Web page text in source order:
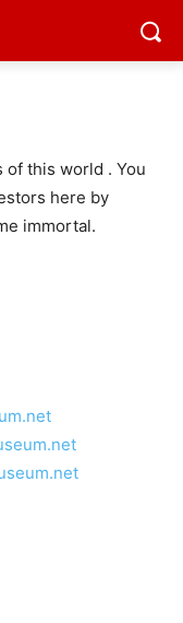
this world . You
here by
immortal.